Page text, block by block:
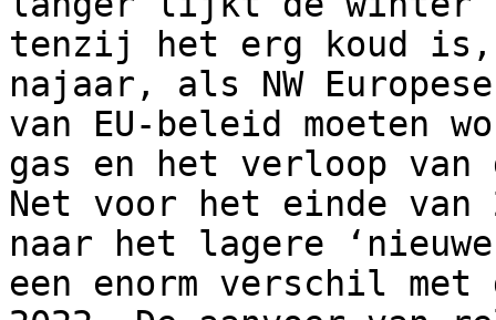
tenzij het erg koud is,
najaar, als NW
van EU-beleid moeten
gas en het verloop
Net voor het einde van
naar het lagere
een enorm verschil